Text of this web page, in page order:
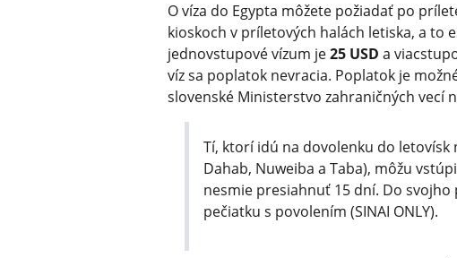
O víza do Egypta môžete požiadať po
kioskoch v príletových halách letiska, a to
jednovstupové vízum je25 USD a
víz sa poplatok nevracia. Poplatok je
slovenské Ministerstvo zahraničných vecí
Tí, ktorí idú na dovolenku do letovísk
Dahab, Nuweiba a Taba), môžu
nesmie presiahnuť 15 dní. Do
pečiatku s povolením (SINAI ONLY).